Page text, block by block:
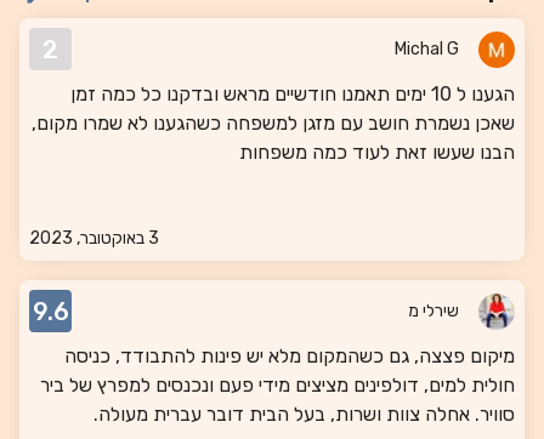
Michal G
2
הגענו ל 10 ימים תאמנו חודשיים מראש ובדקנו כל כמה זמן
שאכן נשמרת חושב עם מזגן למשפחה כשהגענו לא שמרו מקום,
הבנו שעשו זאת לעוד כמה משפחות
3 באוקטובר, 2023
שירלי מ 9.6
מיקום פצצה, גם כשהמקום מלא יש פינות להתבודד, כניסה
חולית למים, דולפינים מציצים מידי פעם ונכנסים למפרץ של ביר
סוויר. אחלה צוות ושרות, בעל הבית דובר עברית מעולה.